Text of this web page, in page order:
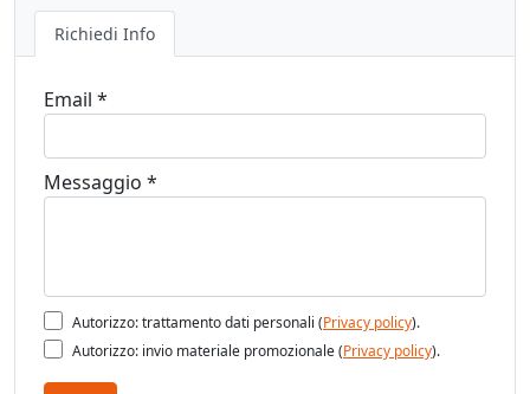
Richiedi Info
Email *
Messaggio *
Autorizzo: trattamento dati personali (Privacy policy).
Autorizzo: invio materiale promozionale (Privacy policy).